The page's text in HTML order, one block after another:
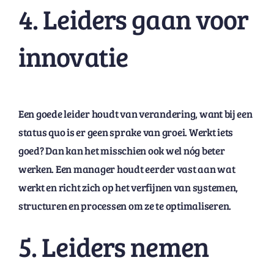
4. Leiders gaan voor
innovatie
Een goede leider houdt van verandering, want bij een
status quo is er geen sprake van groei. Werkt iets
goed? Dan kan het misschien ook wel nóg beter
werken. Een manager houdt eerder vast aan wat
werkt en richt zich op het verfijnen van systemen,
structuren en processen om ze te optimaliseren.
5. Leiders nemen